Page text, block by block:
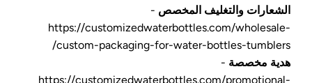
الشعارات والتغليف المخصص -
https://customizedwaterbottles.com/wholesale-
custom-packaging-for-water-bottles-tumblers/
هدية مخصصة -
https://customizedwaterbottles.com/promotional-